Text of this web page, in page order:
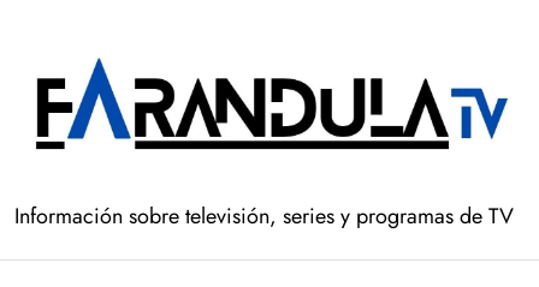
Información sobre televisión, series y programas de TV